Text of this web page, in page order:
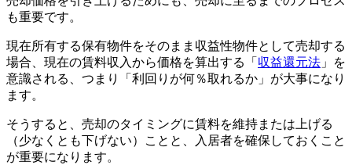
も重要です。
現在所有する保有物件をそのまま収益性物件として売却する
場合、現在の賃料収入から価格を算出する「 収益還元法 」を
意識される、つまり「利回りが何％取れるか」が大事になり
ます。
そうすると、売却のタイミングに賃料を維持または上げる
（少なくとも下げない）ことと、入居者を確保しておくこと
が重要になります。